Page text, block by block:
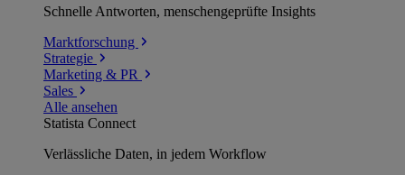
Schnelle Antworten, menschengeprüfte Insights
Marktforschung
Strategie
Marketing & PR
Sales
Alle ansehen
Statista Connect
Verlässliche Daten, in jedem Workflow